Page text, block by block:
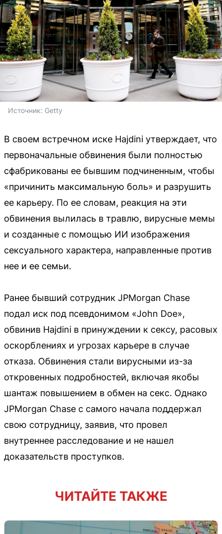
Источник: Getty
В своем встречном иске Hajdini утверждает, что
первоначальные обвинения были полностью
сфабрикованы ее бывшим подчиненным, чтобы
«причинить максимальную боль» и разрушить
ее карьеру. По ее словам, реакция на эти
обвинения вылилась в травлю, вирусные мемы
и созданные с помощью ИИ изображения
сексуального характера, направленные против
нее и ее семьи.
Ранее бывший сотрудник JPMorgan Chase
подал иск под псевдонимом «John Doe»,
обвинив Hajdini в принуждении к сексу, расовых
оскорблениях и угрозах карьере в случае
отказа. Обвинения стали вирусными из-за
откровенных подробностей, включая якобы
шантаж повышением в обмен на секс. Однако
JPMorgan Chase с самого начала поддержал
свою сотрудницу, заявив, что провел
внутреннее расследование и не нашел
доказательств проступков.
ЧИТАЙТЕ ТАКЖЕ